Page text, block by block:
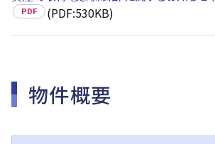
PDF (PDF:530KB)
物件概要